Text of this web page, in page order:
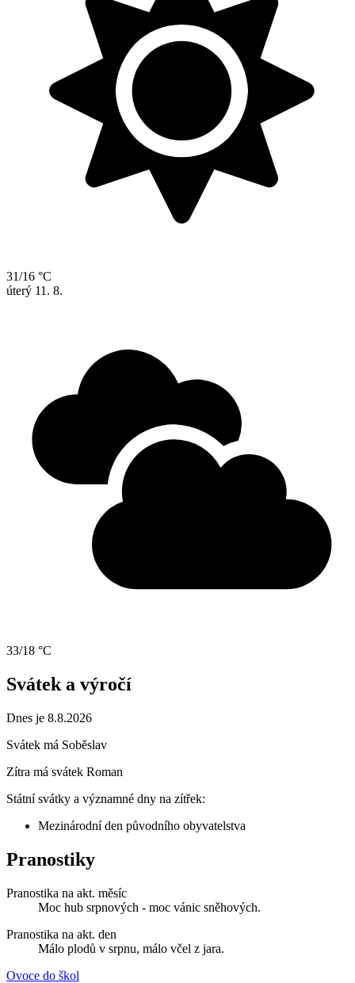
31/16 °C
úterý 11. 8.
33/18 °C
Svátek a výročí
Dnes je 8.8.2026
Svátek má Soběslav
Zítra má svátek Roman
Státní svátky a významné dny na zítřek:
Mezinárodní den původního obyvatelstva
Pranostiky
Pranostika na akt. měsíc
Moc hub srpnových - moc vánic sněhových.
Pranostika na akt. den
Málo plodů v srpnu, málo včel z jara.
Ovoce do škol